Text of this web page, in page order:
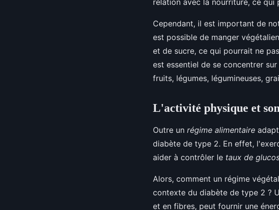
Cependant, il est important de
est possible de manger
et de sucre, ce qui pourrait ne
est essentiel de se concentrer
fruits, légumes, légumineuses,
L'activité physique et
Outre un régime alimentaire
diabète de type 2. En effet,
aider à contrôler le taux de
Alors, comment un régime
contexte du diabète de type 2 ?
et en fibres, peut fournir une